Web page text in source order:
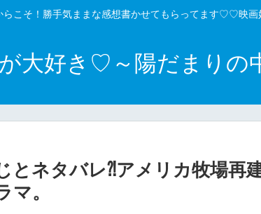
らこそ！勝手気ままな感想書かせてもらってます♡♡映
大好き♡～陽だまりの
とネタバレ⁈アメリカ牧場再
。